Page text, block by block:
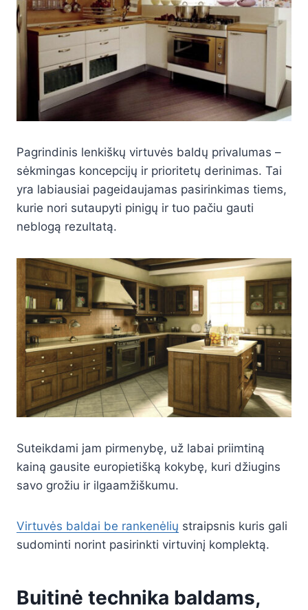
Pagrindinis lenkiškų virtuvės baldų privalumas –
sėkmingas koncepcijų ir prioritetų derinimas. Tai
yra labiausiai pageidaujamas pasirinkimas tiems,
kurie nori sutaupyti pinigų ir tuo pačiu gauti
neblogą rezultatą.
Suteikdami jam pirmenybę, už labai priimtiną
kainą gausite europietišką kokybę, kuri džiugins
savo grožiu ir ilgaamžiškumu.
Virtuvės baldai be rankenėlių straipsnis kuris gali
sudominti norint pasirinkti virtuvinį komplektą.
Buitinė technika baldams,